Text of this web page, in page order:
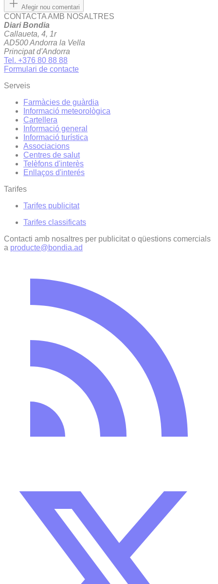
Afegir nou comentari
CONTACTA AMB NOSALTRES
Diari Bondia
Callaueta, 4, 1r
AD500 Andorra la Vella
Principat d'Andorra
Tel. +376 80 88 88
Formulari de contacte
Serveis
Farmàcies de guàrdia
Informació meteorològica
Cartellera
Informació general
Informació turística
Associacions
Centres de salut
Telèfons d'interès
Enllaços d'interés
Tarifes
Tarifes publicitat
Tarifes classificats
Contacti amb nosaltres per publicitat o qüestions comercials
a producte@bondia.ad